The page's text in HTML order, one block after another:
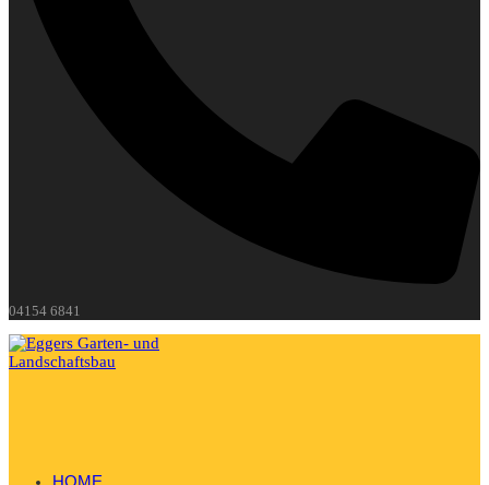
04154 6841
HOME